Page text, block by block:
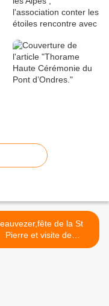
de la St
Pierre et visite de
Gobilliard